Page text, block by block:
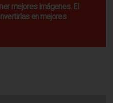
mejores imágenes. El
en mejores